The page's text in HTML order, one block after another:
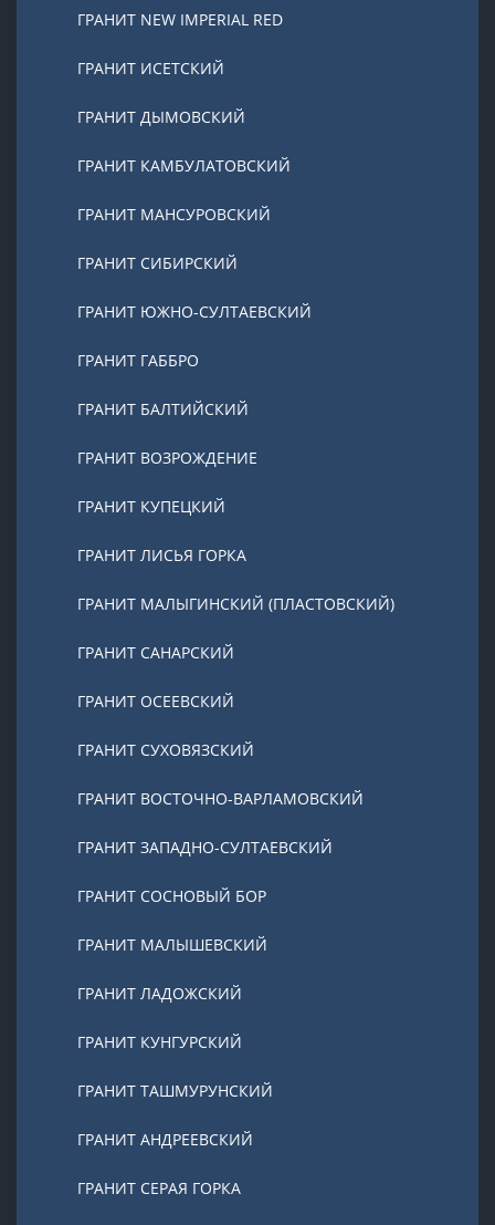
ГРАНИТ NEW IMPERIAL RED
ГРАНИТ ИСЕТСКИЙ
ГРАНИТ ДЫМОВСКИЙ
ГРАНИТ КАМБУЛАТОВСКИЙ
ГРАНИТ МАНСУРОВСКИЙ
ГРАНИТ СИБИРСКИЙ
ГРАНИТ ЮЖНО-СУЛТАЕВСКИЙ
ГРАНИТ ГАББРО
ГРАНИТ БАЛТИЙСКИЙ
ГРАНИТ ВОЗРОЖДЕНИЕ
ГРАНИТ КУПЕЦКИЙ
ГРАНИТ ЛИСЬЯ ГОРКА
ГРАНИТ МАЛЫГИНСКИЙ (ПЛАСТОВСКИЙ)
ГРАНИТ САНАРСКИЙ
ГРАНИТ ОСЕЕВСКИЙ
ГРАНИТ СУХОВЯЗСКИЙ
ГРАНИТ ВОСТОЧНО-ВАРЛАМОВСКИЙ
ГРАНИТ ЗАПАДНО-СУЛТАЕВСКИЙ
ГРАНИТ СОСНОВЫЙ БОР
ГРАНИТ МАЛЫШЕВСКИЙ
ГРАНИТ ЛАДОЖСКИЙ
ГРАНИТ КУНГУРСКИЙ
ГРАНИТ ТАШМУРУНСКИЙ
ГРАНИТ АНДРЕЕВСКИЙ
ГРАНИТ СЕРАЯ ГОРКА